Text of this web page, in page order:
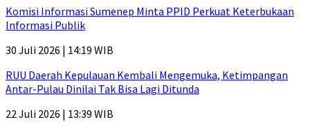
Komisi Informasi Sumenep Minta PPID Perkuat Keterbukaan
Informasi Publik
30 Juli 2026 | 14:19 WIB
RUU Daerah Kepulauan Kembali Mengemuka, Ketimpangan
Antar-Pulau Dinilai Tak Bisa Lagi Ditunda
22 Juli 2026 | 13:39 WIB